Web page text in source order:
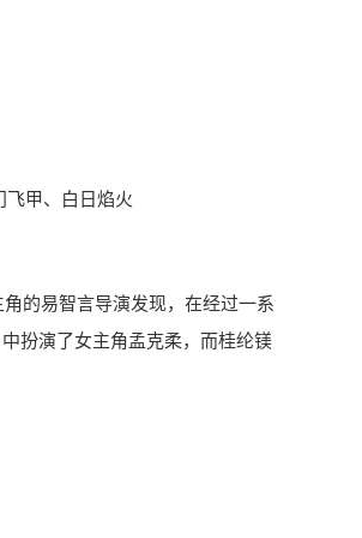
甲、白日焰火
的易智言导演发现，在经过一系
扮演了女主角孟克柔，而桂纶镁